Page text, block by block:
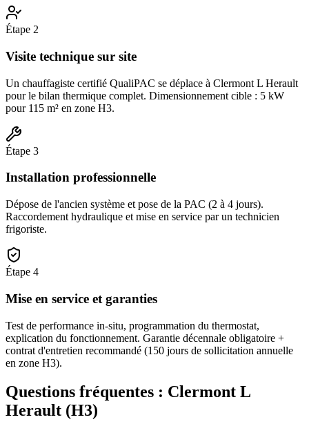
Étape 2
Visite technique sur site
Un chauffagiste certifié QualiPAC se déplace à Clermont L Herault
pour le bilan thermique complet. Dimensionnement cible : 5 kW
pour 115 m² en zone H3.
Étape 3
Installation professionnelle
Dépose de l'ancien système et pose de la PAC (2 à 4 jours).
Raccordement hydraulique et mise en service par un technicien
frigoriste.
Étape 4
Mise en service et garanties
Test de performance in-situ, programmation du thermostat,
explication du fonctionnement. Garantie décennale obligatoire +
contrat d'entretien recommandé (150 jours de sollicitation annuelle
en zone H3).
Questions fréquentes : Clermont L
Herault (H3)